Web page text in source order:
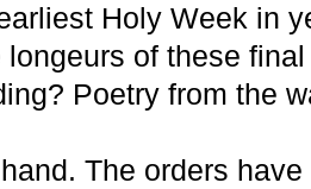
Holy Week in
longeurs of these
Poetry from the
The orders